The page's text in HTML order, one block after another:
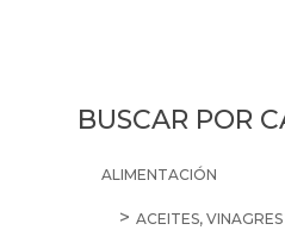
BUSCAR POR
ALIMENTACIÓN
ACEITES,